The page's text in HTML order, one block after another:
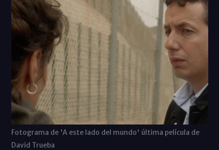
Fotograma de 'A este lado del mundo' última película de
David Trueba